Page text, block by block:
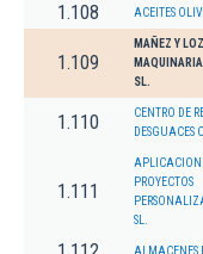
1.108 ACEITES
1.109
MAÑEZ Y
SL.
1.110
CENTRO DE
DESGUACES
1.111
PROYECTOS
SL.